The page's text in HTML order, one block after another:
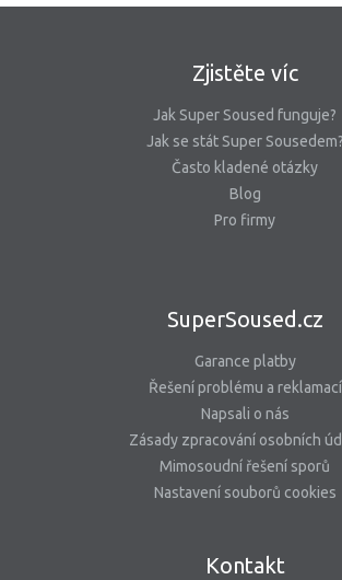
Zjistěte víc
Jak Super Soused funguje?
Jak se stát Super Sousedem?
Často kladené otázky
Blog
Pro firmy
SuperSoused.cz
Garance platby
Řešení problému a reklamací
Napsali o nás
Zásady zpracování osobních
Mimosoudní řešení sporů
Nastavení souborů cookies
Kontakt